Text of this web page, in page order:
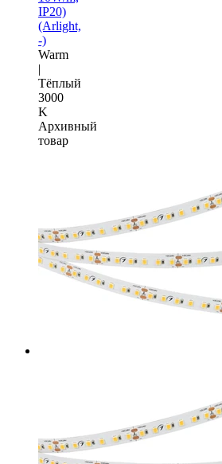
IP20)
(Arlight,
-)
Warm
|
Тёплый
3000
K
Архивный
товар